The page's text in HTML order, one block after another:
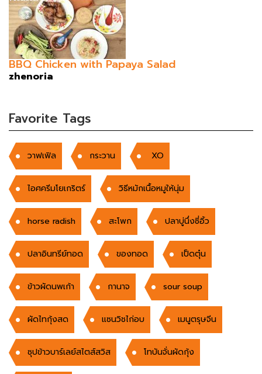
BBQ Chicken with Papaya Salad
zhenoria
Favorite Tags
วาฟเฟิล กระวาน XO
ไอศครีมโยเกริตร์ วิธีหมักเนื้อหมูให้นุ่ม
horse radish สะโพก ปลาบู่นึ่งซี่อิ้ว
ปลาอินทรีย์ทอด ของทอด เป็ดตุ๋น
ข้าวผัดนพเก้า กานาจ sour soup
ผัดไทกุ้งสด แซนวิชไก่อบ เมนูตรุษจีน
ซุปข้าวบาร์เลย์สไตส์สวิส โทบันจั่นผัดกุ้ง